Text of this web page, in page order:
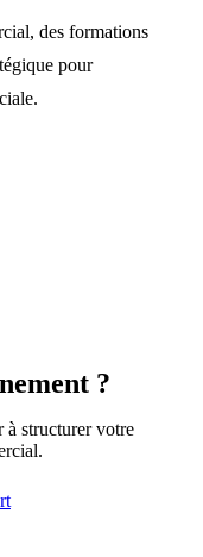
des formations
pour
?
à structurer votre